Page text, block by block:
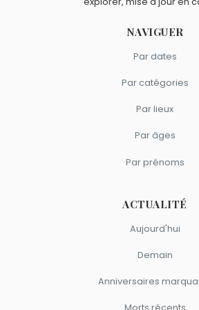
NAVIGUER
Par dates
Par catégories
Par lieux
Par âges
Par prénoms
ACTUALITÉ
Aujourd'hui
Demain
Anniversaires